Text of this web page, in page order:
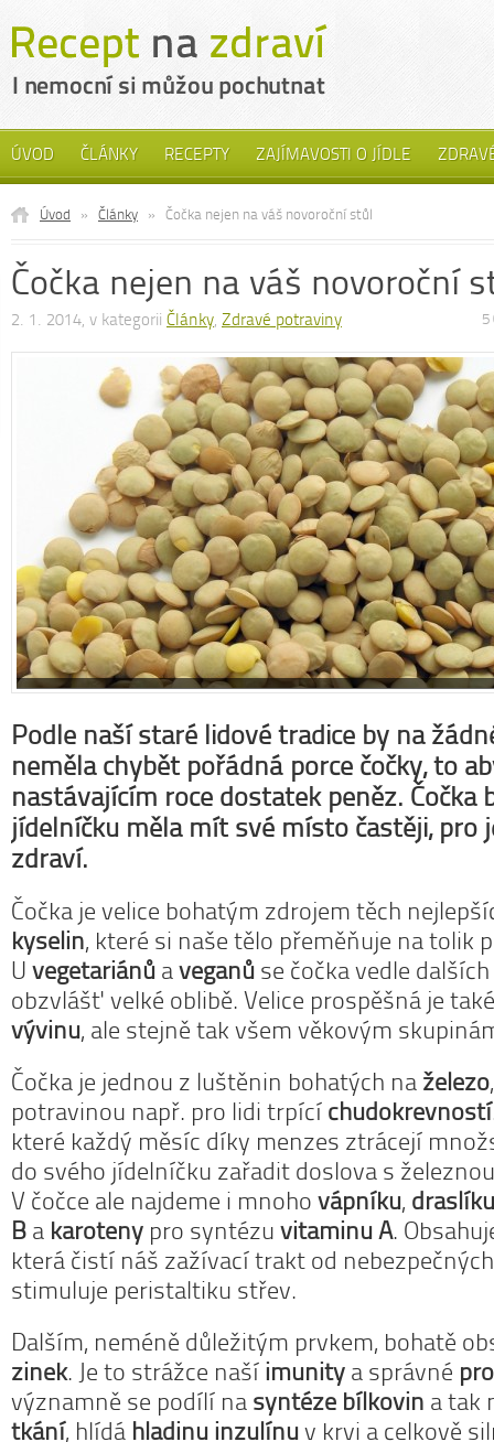
ÚVOD ČLÁNKY RECEPTY ZAJÍMAVOSTI O JÍDLE
Úvod » Články » Čočka nejen na váš novoroční stůl
Čočka nejen na váš novoroční
2. 1. 2014, v kategorii Články, Zdravé potraviny
Podle naší staré lidové tradice by na
neměla chybět pořádná porce čočky, to
nastávajícím roce dostatek peněz. Čočka
jídelníčku měla mít své místo častěji, pro
zdraví.
Čočka je velice bohatým zdrojem těch
kyselin, které si naše tělo přeměňuje na tolik
U vegetariánů aveganů se čočka vedle
obzvlášť velké oblibě. Velice prospěšná je
vývinu, ale stejně tak všem věkovým
Čočka je jednou z luštěnin bohatých na železo
potravinou např. pro lidi trpící chudokrevností
které každý měsíc díky menzes ztrácejí
do svého jídelníčku zařadit doslova s
V čočce ale najdeme i mnoho vápníku, draslíku
B a karoteny pro syntézu vitaminu A.
která čistí náš zažívací trakt od
stimuluje peristaltiku střev.
Dalším, neméně důležitým prvkem, bohatě
zinek. Je to strážce naší imunity a správné
významně se podílí na syntéze bílkovin a tak
tkání, hlídá hladinu inzulínuv krvi a celkově